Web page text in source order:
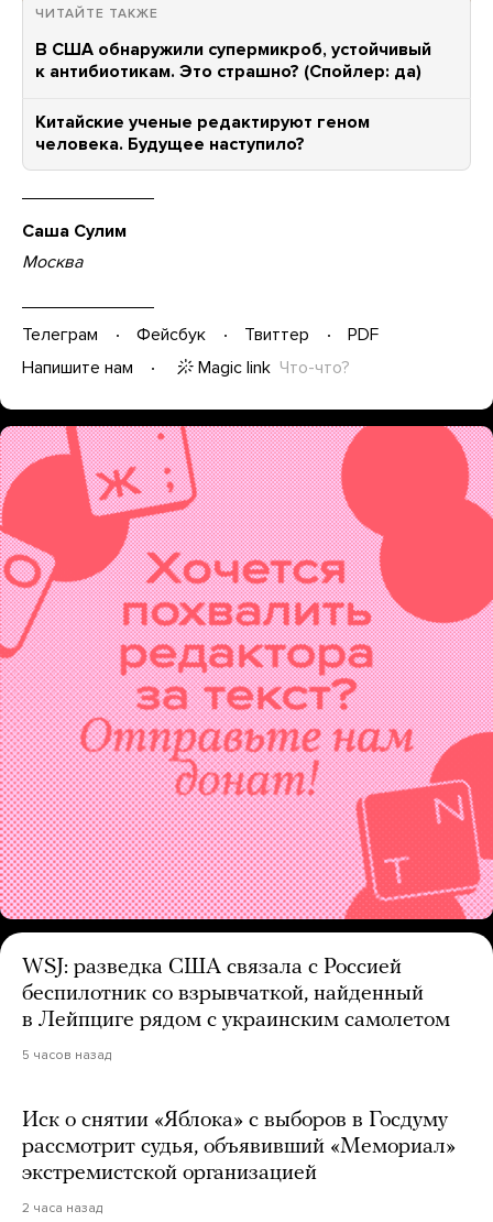
ЧИТАЙТЕ ТАКЖЕ
В США обнаружили супермикроб, устойчивый
к антибиотикам. Это страшно? (Спойлер: да)
Китайские ученые редактируют геном
человека. Будущее наступило?
Саша Сулим
Москва
Телеграм Фейсбук Твиттер
PDF
Напишите нам
Magic link Что-что?
WSJ: разведка США связала с Россией
беспилотник со взрывчаткой, найденный
в Лейпциге рядом с украинским самолетом
5 часов назад
Иск о снятии «Яблока» с выборов в Госдуму
рассмотрит судья, объявивший «Мемориал»
экстремистской организацией
2 часа назад